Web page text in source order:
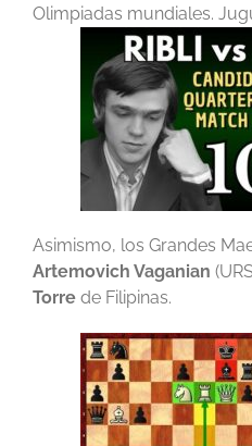
Olimpiadas mundiales.
Asimismo, los Grandes
Artemovich Vaganian
Torre de Filipinas.